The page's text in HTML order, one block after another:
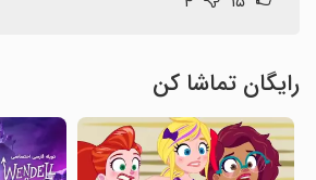
رایگان تماشا کن